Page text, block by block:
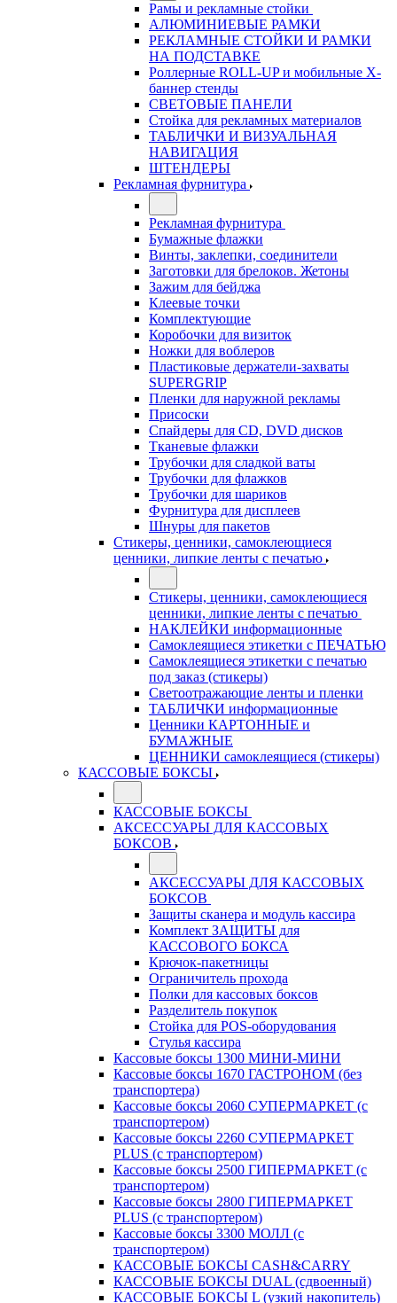
Рамы и рекламные стойки
АЛЮМИНИЕВЫЕ РАМКИ
РЕКЛАМНЫЕ СТОЙКИ И РАМКИ
НА ПОДСТАВКЕ
Роллерные ROLL-UP и мобильные X-
баннер стенды
СВЕТОВЫЕ ПАНЕЛИ
Стойка для рекламных материалов
ТАБЛИЧКИ И ВИЗУАЛЬНАЯ
НАВИГАЦИЯ
ШТЕНДЕРЫ
Рекламная фурнитура
Рекламная фурнитура
Бумажные флажки
Винты, заклепки, соединители
Заготовки для брелоков. Жетоны
Зажим для бейджа
Клеевые точки
Комплектующие
Коробочки для визиток
Ножки для воблеров
Пластиковые держатели-захваты
SUPERGRIP
Пленки для наружной рекламы
Присоски
Спайдеры для CD, DVD дисков
Тканевые флажки
Трубочки для сладкой ваты
Трубочки для флажков
Трубочки для шариков
Фурнитура для дисплеев
Шнуры для пакетов
Стикеры, ценники, самоклеющиеся
ценники, липкие ленты с печатью
Стикеры, ценники, самоклеющиеся
ценники, липкие ленты с печатью
НАКЛЕЙКИ информационные
Самоклеящиеся этикетки с ПЕЧАТЬЮ
Самоклеящиеся этикетки с печатью
под заказ (стикеры)
Светоотражающие ленты и пленки
ТАБЛИЧКИ информационные
Ценники КАРТОННЫЕ и
БУМАЖНЫЕ
ЦЕННИКИ самоклеящиеся (стикеры)
КАССОВЫЕ БОКСЫ
КАССОВЫЕ БОКСЫ
АКСЕССУАРЫ ДЛЯ КАССОВЫХ
БОКСОВ
АКСЕССУАРЫ ДЛЯ КАССОВЫХ
БОКСОВ
Защиты сканера и модуль кассира
Комплект ЗАЩИТЫ для
КАССОВОГО БОКСА
Крючок-пакетницы
Ограничитель прохода
Полки для кассовых боксов
Разделитель покупок
Стойка для POS-оборудования
Стулья кассира
Кассовые боксы 1300 МИНИ-МИНИ
Кассовые боксы 1670 ГАСТРОНОМ (без
транспортера)
Кассовые боксы 2060 СУПЕРМАРКЕТ (с
транспортером)
Кассовые боксы 2260 СУПЕРМАРКЕТ
PLUS (с транспортером)
Кассовые боксы 2500 ГИПЕРМАРКЕТ (с
транспортером)
Кассовые боксы 2800 ГИПЕРМАРКЕТ
PLUS (с транспортером)
Кассовые боксы 3300 МОЛЛ (с
транспортером)
КАССОВЫЕ БОКСЫ CASH&CARRY
КАССОВЫЕ БОКСЫ DUAL (сдвоенный)
КАССОВЫЕ БОКСЫ L (узкий накопитель)